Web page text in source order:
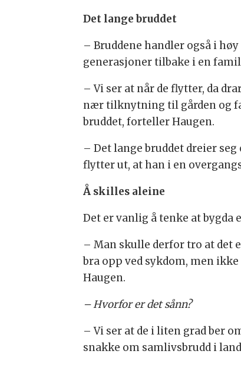
Det lange bruddet
– Bruddene handler også i
generasjoner tilbake i en
– Vi ser at når de flytter, da
nær tilknytning til gården og
bruddet, forteller Haugen.
– Det lange bruddet dreier
flytter ut, at han i en
Å skilles aleine
Det er vanlig å tenke at bygda
– Man skulle derfor tro at det
bra opp ved sykdom, men
Haugen.
– Hvorfor er det sånn?
– Vi ser at de i liten grad ber
snakke om samlivsbrudd i